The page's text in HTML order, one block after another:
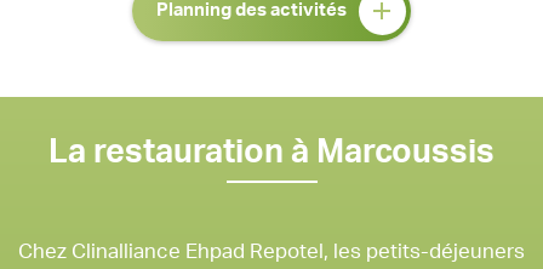
Planning des activités
La restauration à Marcoussis
Chez Clinalliance Ehpad Repotel, les petits-déjeuners